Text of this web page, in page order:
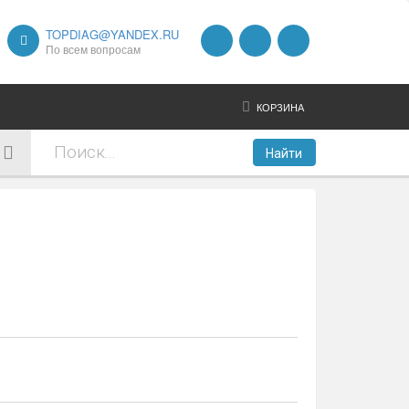
TOPDIAG@YANDEX.RU
По всем вопросам
КОРЗИНА
Найти